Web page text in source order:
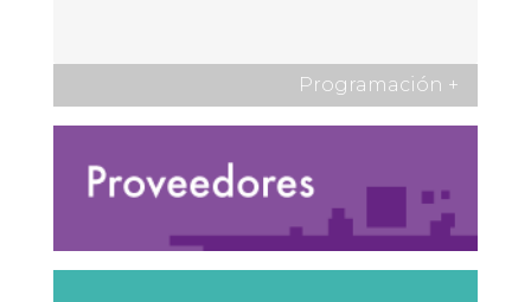
Programación +